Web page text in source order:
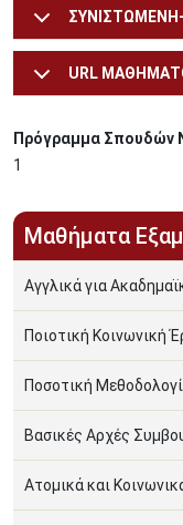
ΣΥΝΙΣΤΩΜΕΝΗ-
URL
Πρόγραμμα Σπουδών
1
Μαθήματα
Αγγλικά για
Ποιοτική Κοινωνική
Ποσοτική
Βασικές Αρχές
Ατομικά και